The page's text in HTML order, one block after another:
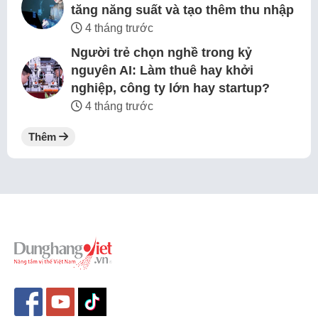
tăng năng suất và tạo thêm thu nhập
4 tháng trước
Người trẻ chọn nghề trong kỷ
nguyên AI: Làm thuê hay khởi
nghiệp, công ty lớn hay startup?
4 tháng trước
Thêm